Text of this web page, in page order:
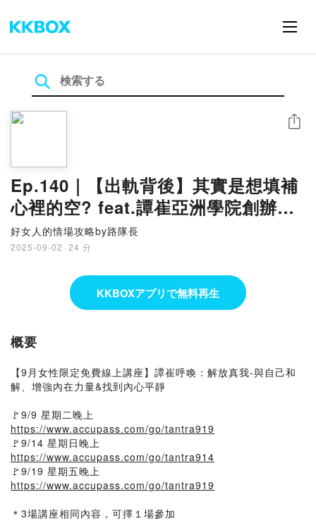
Ep.140｜【出軌背後】其實是想填補
心裡的空? feat.譚崔亞洲學院創辦人-
Zia
好女人的情場攻略by路隊長
2025-09-02 · 24 分
シェア
KKBOXアプリで無料再生
概要
【9月女性限定免費線上講座】譚崔呼喚：解放真我-與自己和
解、增強內在力量&找到內心平靜
🚩9/9 星期二晚上
https://www.accupass.com/go/tantra919
🚩9/14 星期日晚上
https://www.accupass.com/go/tantra914
🚩9/19 星期五晚上
https://www.accupass.com/go/tantra919
＊3場講座相同內容，可擇１場參加